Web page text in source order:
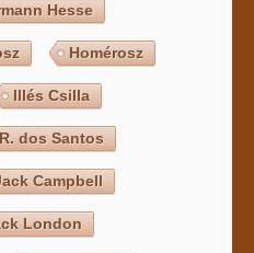
Hesse
Homérosz
Illés Csilla
dos Santos
Campbell
London